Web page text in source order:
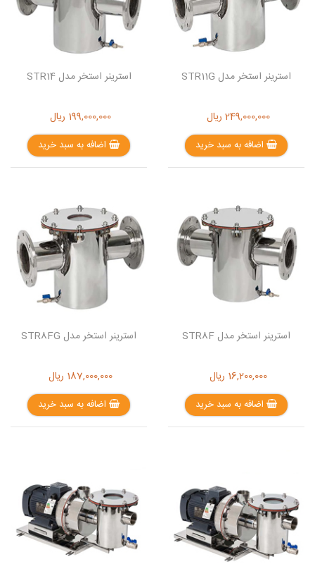
استرینر استخر مدل STR11G
249,000,000 ریال
اضافه به سبد خرید
استرینر استخر مدل STR14
199,000,000 ریال
اضافه به سبد خرید
استرینر استخر مدل STR8F
16,200,000 ریال
اضافه به سبد خرید
استرینر استخر مدل STR8FG
187,000,000 ریال
اضافه به سبد خرید